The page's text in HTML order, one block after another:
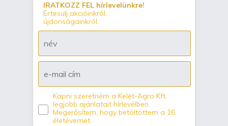
IRATKOZZ FEL hírlevelünkre!
Értesülj akcióinkról,
újdonságainkról.
Kapni szeretném a Kelet-Agro Kft.
legjobb ajánlatait hírlevélben.
Megerősítem, hogy betöltöttem a 16.
életévemet.